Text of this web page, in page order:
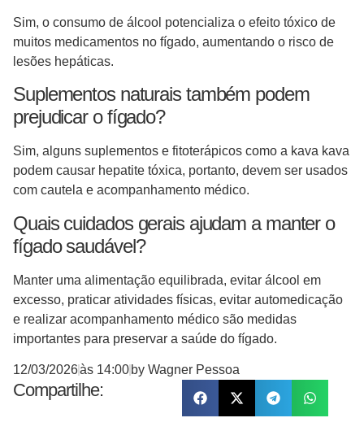
Sim, o consumo de álcool potencializa o efeito tóxico de
muitos medicamentos no fígado, aumentando o risco de
lesões hepáticas.
Suplementos naturais também podem
prejudicar o fígado?
Sim, alguns suplementos e fitoterápicos como a kava kava
podem causar hepatite tóxica, portanto, devem ser usados
com cautela e acompanhamento médico.
Quais cuidados gerais ajudam a manter o
fígado saudável?
Manter uma alimentação equilibrada, evitar álcool em
excesso, praticar atividades físicas, evitar automedicação
e realizar acompanhamento médico são medidas
importantes para preservar a saúde do fígado.
12/03/2026às 14:00 by Wagner Pessoa
Compartilhe: